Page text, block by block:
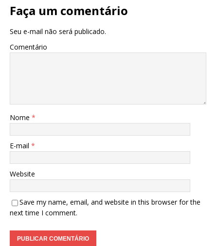
Faça um comentário
Seu e-mail não será publicado.
Comentário
Nome *
E-mail *
Website
Save my name, email, and website in this browser for the
next time I comment.